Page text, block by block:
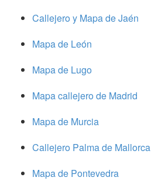
Callejero y Mapa de Jaén
Mapa de León
Mapa de Lugo
Mapa callejero de Madrid
Mapa de Murcia
Callejero Palma de Mallorca
Mapa de Pontevedra